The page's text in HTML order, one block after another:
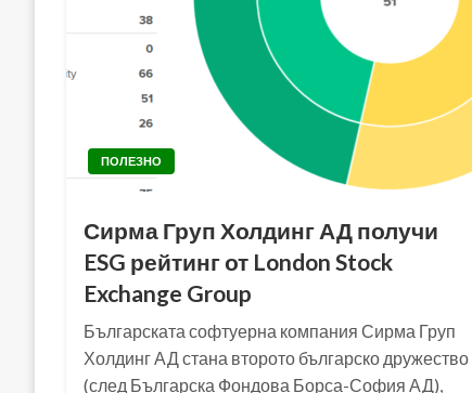
ПОЛЕЗНО
Сирма Груп Холдинг АД получи
ESG рейтинг от London Stock
Exchange Group
Българската софтуерна компания Сирма Груп
Холдинг АД стана второто българско дружество
(след Българска Фондова Борса-София АД),